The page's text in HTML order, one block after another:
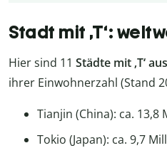
Stadt mit ‚T‘:
Hier sind 11 Städte mit ‚T‘
ihrer Einwohnerzahl (Stand
Tianjin (China): ca.
Tokio (Japan): ca. 9,7